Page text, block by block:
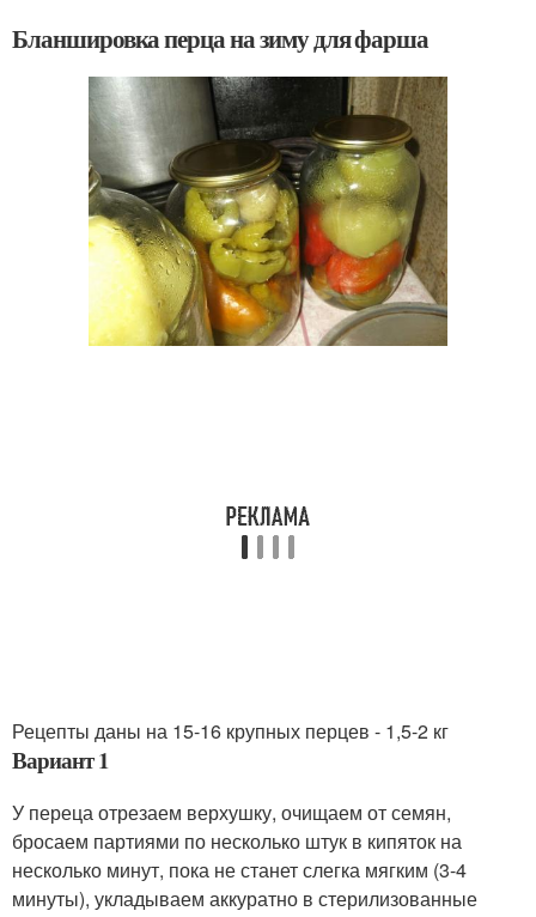
Бланшировка перца на зиму для фарша
Рецепты даны на 15-16 крупных перцев - 1,5-2 кг
Вариант 1
У переца отрезаем верхушку, очищаем от семян,
бросаем партиями по несколько штук в кипяток на
несколько минут, пока не станет слегка мягким (3-4
минуты), укладываем аккуратно в стерилизованные